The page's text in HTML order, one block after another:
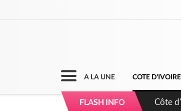
A LA UNE COTE D'IVOIRE
FLASH INFO
Côte